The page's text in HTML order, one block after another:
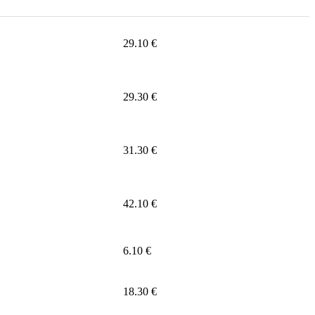
29.10 €
29.30 €
31.30 €
42.10 €
6.10 €
18.30 €